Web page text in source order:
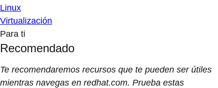
Linux
Virtualización
Para ti
Recomendado
Te recomendaremos recursos que te pueden ser útiles
mientras navegas en redhat.com. Prueba estas